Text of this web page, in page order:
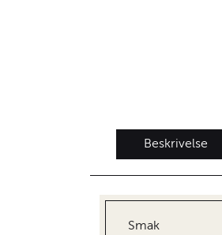
Beskrivelse
Smak